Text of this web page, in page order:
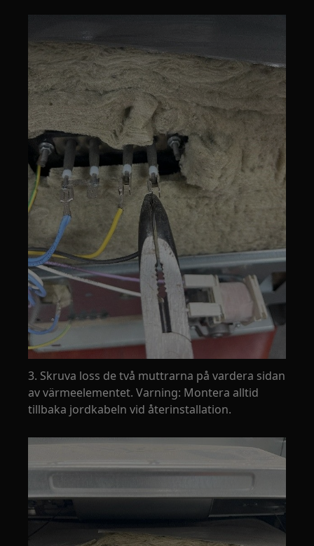
3. Skruva loss de två muttrarna på vardera sidan
av värmeelementet. Varning: Montera alltid
tillbaka jordkabeln vid återinstallation.